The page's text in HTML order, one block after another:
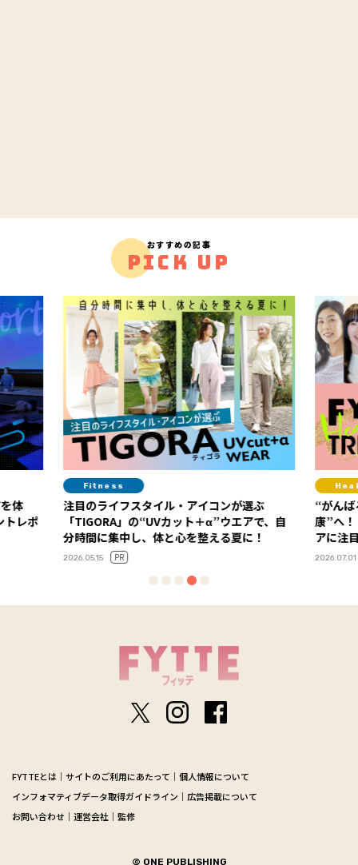
おすすめの記事
PICK UP
体
Fitness
注目のライフスタイル・アイコンが選ぶ
「TIGORA」の“UVカット＋α”ウエアで、自
分時間に集中し、体と心を整える夏に！
2026.05.15 PR
“がん
康”へ
アに注
2026.07.01
FYTTEとは サイトのご利用にあたって
個人情報について
インフォマティブデータ取得ガイドライン
広告掲載について
お問い合わせ
運営会社 監修
© ONE PUBLISHING